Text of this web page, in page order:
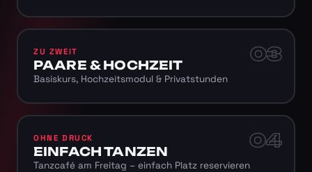
03
ZU ZWEIT
PAARE & HOCHZEIT
Basiskurs, Hochzeitsmodul & Privatstunden
04
OHNE DRUCK
EINFACH TANZEN
Tanzcafé am Freitag – einfach Platz reservieren